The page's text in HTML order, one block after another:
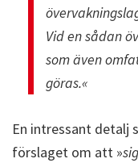
Vid en sådan
som även
göras.«
En intressant detalj
förslaget om att »